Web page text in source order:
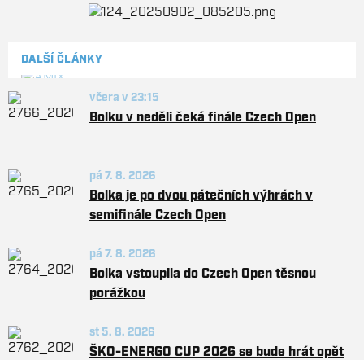
DALŠÍ ČLÁNKY
včera v 23:15
Bolku v neděli čeká finále Czech Open
pá 7. 8. 2026
Bolka je po dvou pátečních výhrách v
semifinále Czech Open
pá 7. 8. 2026
Bolka vstoupila do Czech Open těsnou
porážkou
st 5. 8. 2026
ŠKO-ENERGO CUP 2026 se bude hrát opět